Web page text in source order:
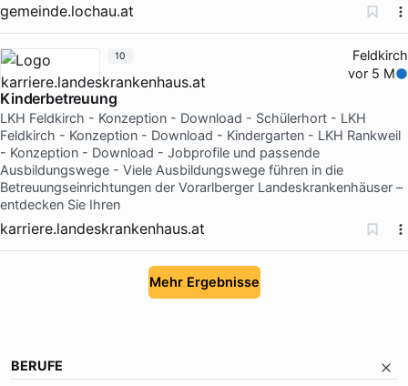
gemeinde.lochau.at
Feldkirch
vor 5 M
Kinderbetreuung
LKH Feldkirch - Konzeption - Download - Schülerhort - LKH
Feldkirch - Konzeption - Download - Kindergarten - LKH Rankweil
- Konzeption - Download - Jobprofile und passende
Ausbildungswege - Viele Ausbildungswege führen in die
Betreuungseinrichtungen der Vorarlberger Landeskrankenhäuser –
entdecken Sie Ihren
karriere.landeskrankenhaus.at
10
Mehr Ergebnisse
BERUFE